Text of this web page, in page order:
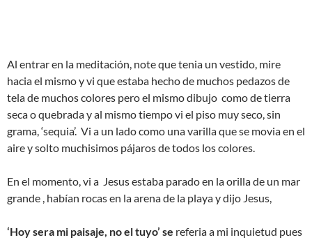
Al entrar en la meditación, note que tenia un vestido, mire
hacia el mismo y vi que estaba hecho de muchos pedazos de
tela de muchos colores pero el mismo dibujo como de tierra
seca o quebrada y al mismo tiempo vi el piso muy seco, sin
grama, ‘sequia’. Vi a un lado como una varilla que se movia en el
aire y solto muchisimos pájaros de todos los colores.
En el momento, vi a Jesus estaba parado en la orilla de un mar
grande , habían rocas en la arena de la playa y dijo Jesus,
‘Hoy sera mi paisaje, no el tuyo’ se referia a mi inquietud pues